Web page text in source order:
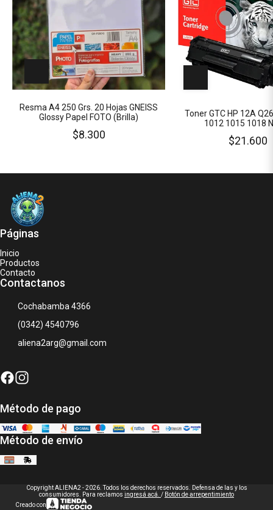
Resma A4 250 Grs. 20 Hojas GNEISS
Glossy Papel FOTO (Brilla)
$8.300
Toner GTC HP 12A
1012 1015 1018
$21.600
Páginas
Inicio
Productos
Contacto
Contactanos
Cochabamba 4366
(0342) 4540796
aliena2arg@gmail.com
Método de pago
Método de envío
Copyright ALIENA2 - 2026. Todos los derechos reservados. Defensa de las y los
consumidores. Para reclamos ingresá acá. / Botón de arrepentimiento
Creado con